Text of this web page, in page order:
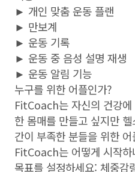
► 개인 맞춤 운동 플랜
► 만보계
► 운동 기록
► 운동 중 음성 설명 재생
► 운동 알림 기능
누구를 위한 어플인가?
FitCoach는 자신의 건강에
한 몸매를 만들고 싶지만
간이 부족한 분들을 위한
FitCoach는 어떻게 시작하
목표를 설정하세요: 체중